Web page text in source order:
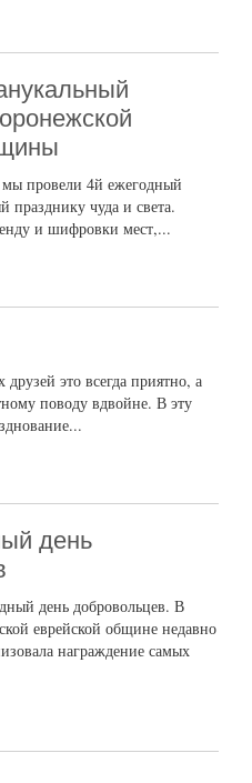
провели 4й ежегодный
празднику чуда и света.
и шифровки мест,...
это всегда приятно, а
поводу вдвойне. В эту
день
день добровольцев. В
еврейской общине недавно
награждение самых